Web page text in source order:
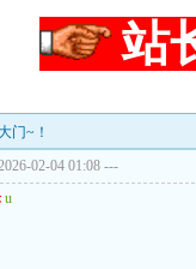
站
门~！
02-04 01:08 ---
u